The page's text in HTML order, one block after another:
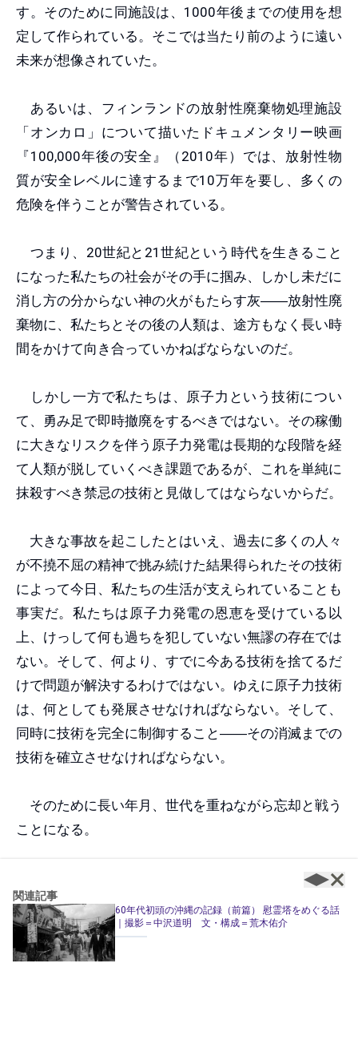
す。そのために同施設は、1000年後までの使用を想
定して作られている。そこでは当たり前のように遠い
未来が想像されていた。
あるいは、フィンランドの放射性廃棄物処理施設
「オンカロ」について描いたドキュメンタリー映画
『100,000年後の安全』（2010年）では、放射性物
質が安全レベルに達するまで10万年を要し、多くの
危険を伴うことが警告されている。
つまり、20世紀と21世紀という時代を生きること
になった私たちの社会がその手に掴み、しかし未だに
消し方の分からない神の火がもたらす灰――放射性廃
棄物に、私たちとその後の人類は、途方もなく長い時
間をかけて向き合っていかねばならないのだ。
しかし一方で私たちは、原子力という技術につい
て、勇み足で即時撤廃をするべきではない。その稼働
に大きなリスクを伴う原子力発電は長期的な段階を経
て人類が脱していくべき課題であるが、これを単純に
抹殺すべき禁忌の技術と見做してはならないからだ。
大きな事故を起こしたとはいえ、過去に多くの人々
が不撓不屈の精神で挑み続けた結果得られたその技術
によって今日、私たちの生活が支えられていることも
事実だ。私たちは原子力発電の恩恵を受けている以
上、けっして何も過ちを犯していない無謬の存在では
ない。そして、何より、すでに今ある技術を捨てるだ
けで問題が解決するわけではない。ゆえに原子力技術
は、何としても発展させなければならない。そして、
同時に技術を完全に制御すること――その消滅までの
技術を確立させなければならない。
そのために長い年月、世代を重ねながら忘却と戦う
ことになる。
先に記したとおり、私たちは否応なく経験を、過去
を忘却していく。未曾有の災害に直面したという峻烈
な記憶さえも、10年、20年、30年という時間の経過
によって断片化していく。私たちは新たに獲得してい
関連記事
60年代初頭の沖縄の記録（前篇） 慰霊塔をめぐる話
｜撮影＝中沢道明 文・構成＝荒木佑介